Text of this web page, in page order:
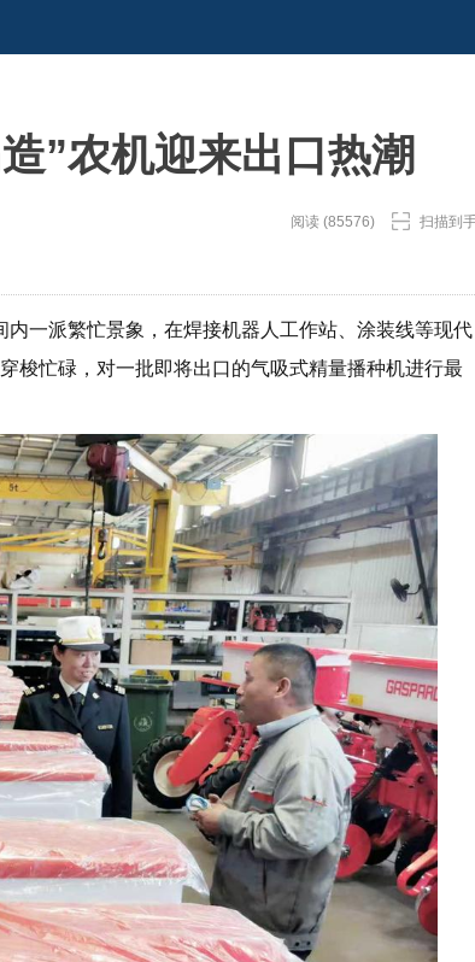
”农机迎来出口热潮
阅读 (85576) 扫描到
一派繁忙景象，在焊接机器人工作站、涂装线等现代
梭忙碌，对一批即将出口的气吸式精量播种机进行最